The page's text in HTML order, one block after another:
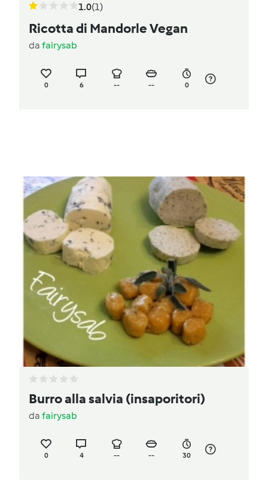
1.0(1)
Ricotta di Mandorle Vegan
da fairysab
0 6 -- -- 0
Burro alla salvia (insaporitori)
da fairysab
0 4 -- -- 30